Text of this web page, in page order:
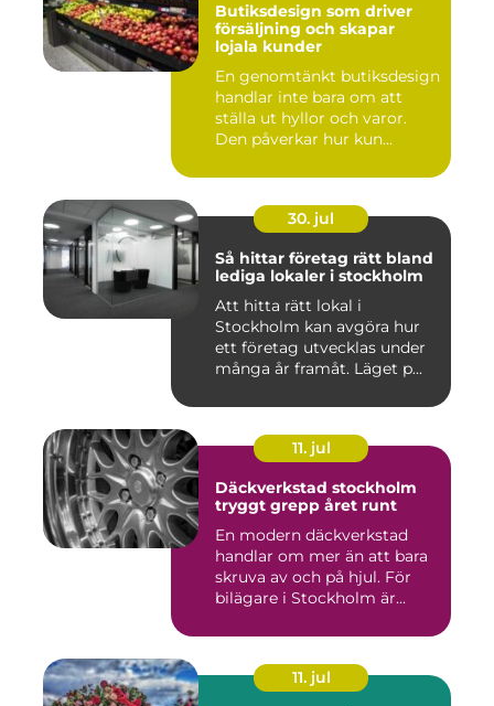
Butiksdesign som driver
försäljning och skapar
lojala kunder
En genomtänkt butiksdesign
handlar inte bara om att
ställa ut hyllor och varor.
Den påverkar hur kun...
30. jul
Så hittar företag rätt bland
lediga lokaler i stockholm
Att hitta rätt lokal i
Stockholm kan avgöra hur
ett företag utvecklas under
många år framåt. Läget p...
11. jul
Däckverkstad stockholm
tryggt grepp året runt
En modern däckverkstad
handlar om mer än att bara
skruva av och på hjul. För
bilägare i Stockholm är...
11. jul